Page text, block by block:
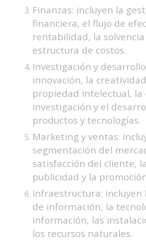
Finanzas: incluyen la
financiera, el flujo de
rentabilidad, la solvencia
estructura de costos.
Investigación y
innovación, la
propiedad intelectual, la
investigación y el
productos y tecnologías.
Marketing y ventas:
segmentación del
satisfacción del cliente,
publicidad y la
Infraestructura: incluyen
de información, la
información, las
los recursos naturales.